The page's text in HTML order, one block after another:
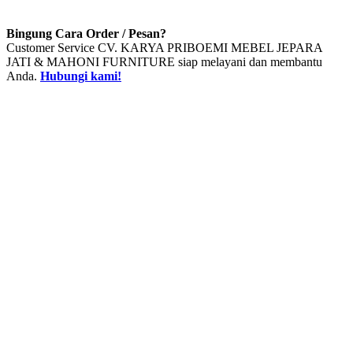
Bingung Cara Order / Pesan?
Customer Service CV. KARYA PRIBOEMI MEBEL JEPARA
JATI & MAHONI FURNITURE siap melayani dan membantu
Anda. Hubungi kami!